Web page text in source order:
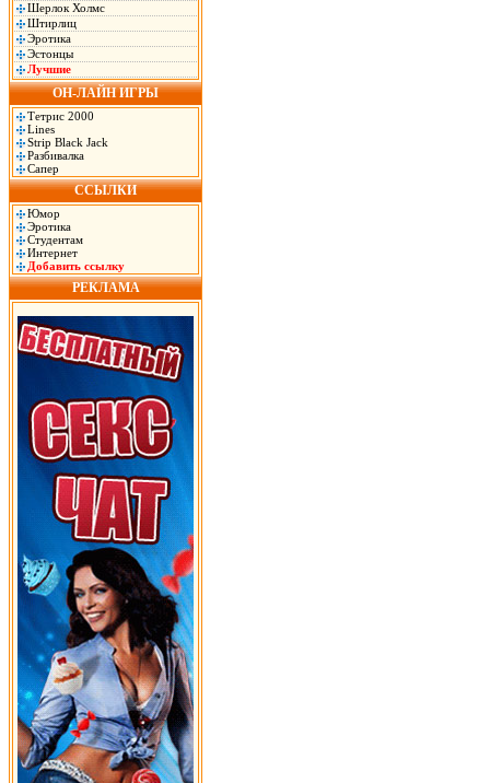
Шерлок Холмс
Штирлиц
Эротика
Эстонцы
Лучшие
ОН-ЛАЙН ИГРЫ
Тетрис 2000
Lines
Strip Black Jack
Разбивалка
Сапер
ССЫЛКИ
Юмор
Эротика
Студентам
Интернет
Добавить ссылку
РЕКЛАМА